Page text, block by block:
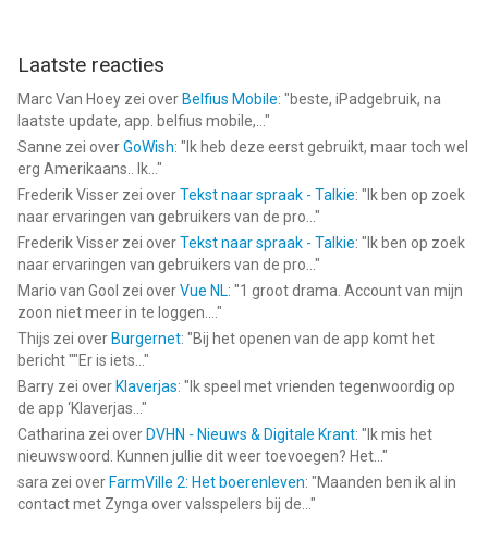
Laatste reacties
Marc Van Hoey zei over Belfius Mobile: "beste, iPadgebruik, na
laatste update, app. belfius mobile,... "
Sanne zei overGoWish: " Ik heb deze eerst gebruikt, maar toch wel
erg Amerikaans.. Ik... "
Frederik Visser zei overTekst naar spraak - Talkie: " Ik ben op zoek
naar ervaringen van gebruikers van de pro... "
Frederik Visser zei overTekst naar spraak - Talkie: " Ik ben op zoek
naar ervaringen van gebruikers van de pro... "
Mario van Gool zei overVue NL: "1 groot drama. Account van mijn
zoon niet meer in te loggen.... "
Thijs zei over Burgernet: "Bij het openen van de app komt het
bericht ""Er is iets... "
Barry zei over Klaverjas: " Ik speel met vrienden tegenwoordig op
de app ‘Klaverjas... "
Catharina zei over DVHN - Nieuws & Digitale Krant: " Ik mis het
nieuwswoord. Kunnen jullie dit weer toevoegen? Het... "
sara zei over FarmVille 2: Het boerenleven: "Maanden ben ik al in
contact met Zynga over valsspelers bij de... "